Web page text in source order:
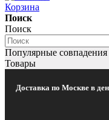
Корзина
Поиск
Поиск
Популярные совпадения
Товары
Доставка по Москве в